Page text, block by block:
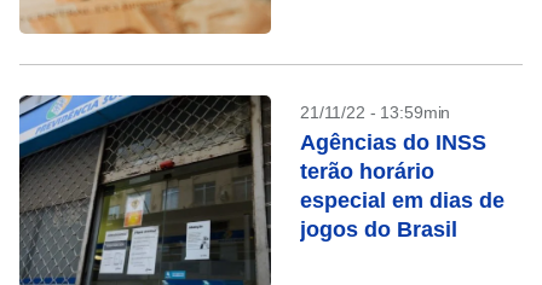
21/11/22 - 13:59min
Agências do INSS
terão horário
especial em dias de
jogos do Brasil